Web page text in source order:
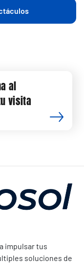
al
visita
impulsar tus
soluciones de